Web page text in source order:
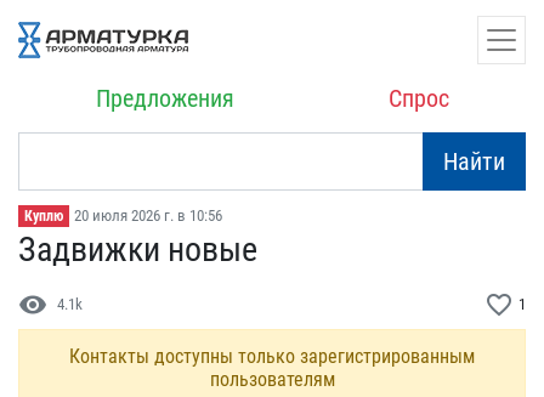
Предложения Спрос
Найти
Куплю 20 июля 2026 г. в 10:56
Задвижки новые
visibility 4.1k favorite_border 1
Контакты доступны только зарегистрированным
пользователям